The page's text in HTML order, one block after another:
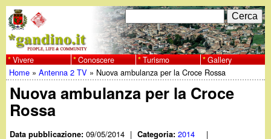
al
contenuto
principale
w
w
w
F
o
r
m
C
e
r
c
a
Vivere Conoscere Turismo Gallery
Tu
sei
Home »Antenna 2 TV » Nuova ambulanza per la Croce Rossa
Nuova ambulanza per la Croce
Rossa
Data pubblicazione:09/05/2014 | Categoria:2014 |